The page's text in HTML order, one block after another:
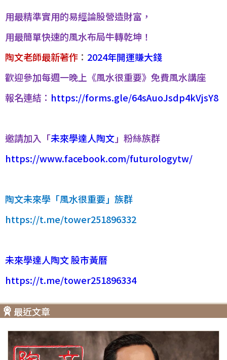
用最精準實用的易經論股營造財富，
用最簡單快速的風水布局牛轉乾坤！
陶文老師最新著作 ： 2024年開運賺大錢
歡迎參加每週一晚上《風水很重要》免費風水講座
報名連結： https://forms.gle/64sAuoJsdp4kVjsY8
邀請加入「未來學達人陶文」粉絲族群
https://www.facebook.com/futurologytw/
陶文未來學「風水很重要」族群
https://t.me/tower251896332
未來學達人陶文 股市黃曆
https://t.me/tower251896334
最近文章